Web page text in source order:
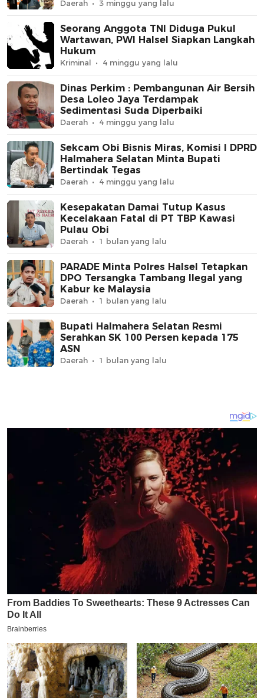
Daerah 3 minggu yang lalu
Seorang Anggota TNI Diduga Pukul
Wartawan, PWI Halsel Siapkan Langkah
Hukum
Kriminal 4 minggu yang lalu
Dinas Perkim : Pembangunan Air Bersih
Desa Loleo Jaya Terdampak
Sedimentasi Suda Diperbaiki
Daerah 4 minggu yang lalu
Sekcam Obi Bisnis Miras, Komisi I DPRD
Halmahera Selatan Minta Bupati
Bertindak Tegas
Daerah 4 minggu yang lalu
Kesepakatan Damai Tutup Kasus
Kecelakaan Fatal di PT TBP Kawasi
Pulau Obi
Daerah 1 bulan yang lalu
PARADE Minta Polres Halsel Tetapkan
DPO Tersangka Tambang Ilegal yang
Kabur ke Malaysia
Daerah 1 bulan yang lalu
Bupati Halmahera Selatan Resmi
Serahkan SK 100 Persen kepada 175
ASN
Daerah 1 bulan yang lalu